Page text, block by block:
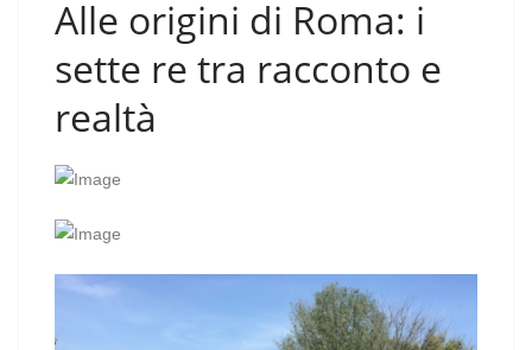
Alle origini di Roma: i
sette re tra racconto e
realtà